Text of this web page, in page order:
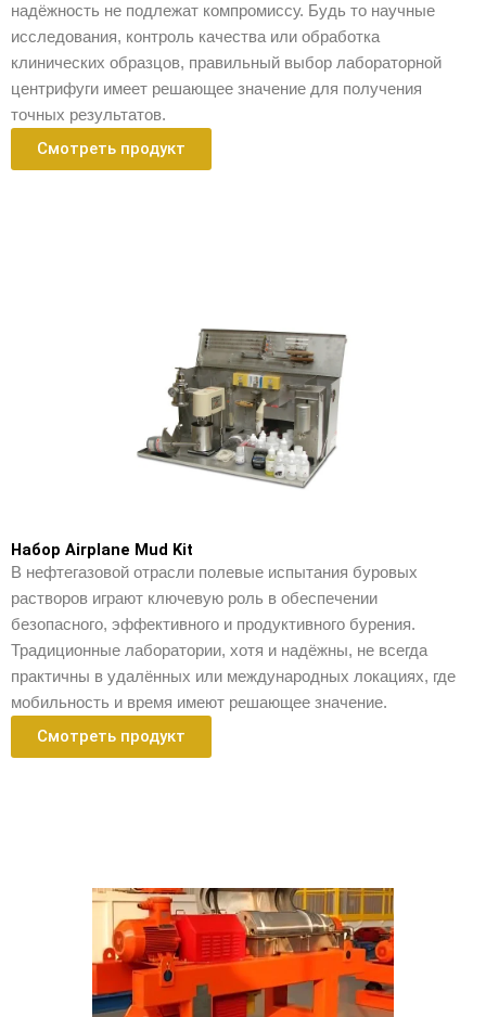
надёжность не подлежат компромиссу. Будь то научные
исследования, контроль качества или обработка
клинических образцов, правильный выбор лабораторной
центрифуги имеет решающее значение для получения
точных результатов.
Смотреть продукт
Набор Airplane Mud Kit
В нефтегазовой отрасли полевые испытания буровых
растворов играют ключевую роль в обеспечении
безопасного, эффективного и продуктивного бурения.
Традиционные лаборатории, хотя и надёжны, не всегда
практичны в удалённых или международных локациях, где
мобильность и время имеют решающее значение.
Смотреть продукт